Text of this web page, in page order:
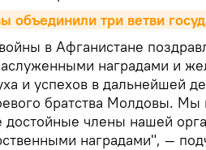
три ветви
в Афганистане
наградами и
и успехов в дальнейшей
братства Молдовы.
достойные члены нашей
наградами", —